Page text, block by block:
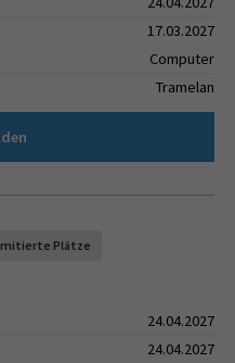
17.03.2027
Computer
Tramelan
Plätze
24.04.2027
24.04.2027